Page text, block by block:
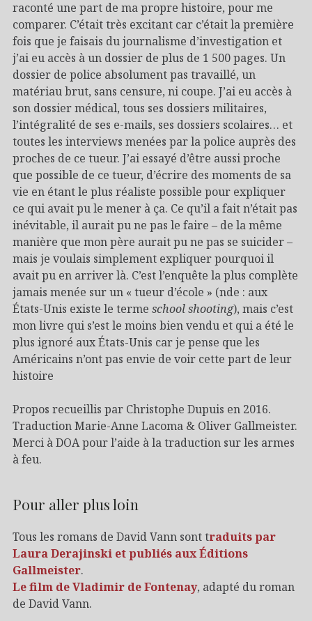
raconté une part de ma propre histoire, pour me
comparer. C’était très excitant car c’était la première
fois que je faisais du journalisme d’investigation et
j’ai eu accès à un dossier de plus de 1 500 pages. Un
dossier de police absolument pas travaillé, un
matériau brut, sans censure, ni coupe. J’ai eu accès à
son dossier médical, tous ses dossiers militaires,
l’intégralité de ses e-mails, ses dossiers scolaires… et
toutes les interviews menées par la police auprès des
proches de ce tueur. J’ai essayé d’être aussi proche
que possible de ce tueur, d’écrire des moments de sa
vie en étant le plus réaliste possible pour expliquer
ce qui avait pu le mener à ça. Ce qu’il a fait n’était pas
inévitable, il aurait pu ne pas le faire – de la même
manière que mon père aurait pu ne pas se suicider –
mais je voulais simplement expliquer pourquoi il
avait pu en arriver là. C’est l’enquête la plus complète
jamais menée sur un « tueur d’école » (nde : aux
États-Unis existe le terme school shooting), mais c’est
mon livre qui s’est le moins bien vendu et qui a été le
plus ignoré aux États-Unis car je pense que les
Américains n’ont pas envie de voir cette part de leur
histoire
Propos recueillis par Christophe Dupuis en 2016.
Traduction Marie-Anne Lacoma & Oliver Gallmeister.
Merci à DOA pour l’aide à la traduction sur les armes
à feu.
Pour aller plus loin
Tous les romans de David Vann sont traduits par
Laura Derajinski et publiés aux Éditions
Gallmeister.
Le film de Vladimir de Fontenay, adapté du roman
de David Vann.